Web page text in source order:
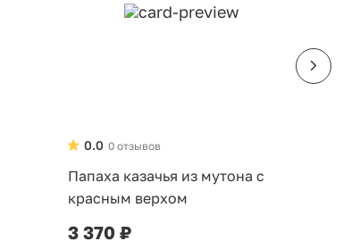
0 отзывов
0.0
Папаха казачья из мутона с
красным верхом
3 370 ₽